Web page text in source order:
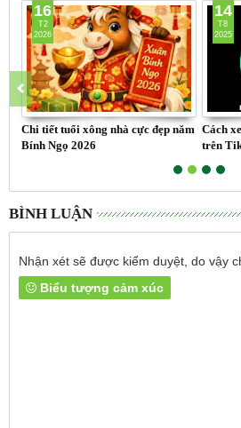
Chi tiết tuổi xông nhà cực đẹp năm
Bính Ngọ 2026
16
T2
2026
Cách
trên
14
T8
2025
BÌNH LUẬN
Nhận xét sẽ được kiểm duyệt, do vậy
Biểu tượng cảm xúc